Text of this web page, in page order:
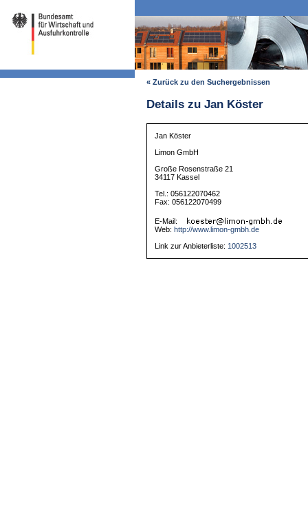
« Zurück zu den Suchergebnissen
Details zu Jan Köster
Jan Köster
Limon GmbH
Große Rosenstraße 21
34117 Kassel
Tel.: 056122070462
Fax: 056122070499
E-Mail:
Web: http://www.limon-gmbh.de
Link zur Anbieterliste:1002513